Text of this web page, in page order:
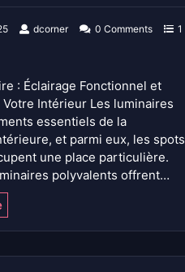
dcorner 0 Comments
1
: Éclairage Fonctionnel et
Votre Intérieur Les luminaires
essentiels de la
et parmi eux, les spots
une place particulière.
polyvalents offrent…